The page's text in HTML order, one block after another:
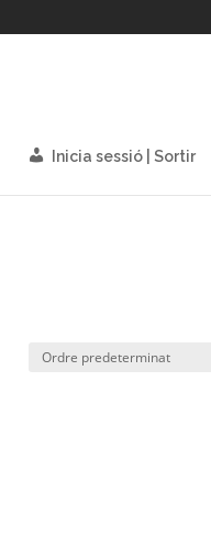
Inicia sessió | Sortir